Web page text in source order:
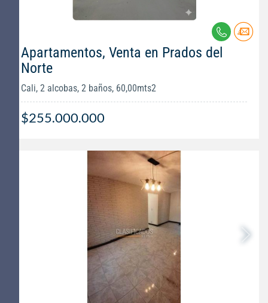
Apartamentos, Venta en Prados del
Norte
Cali, 2 alcobas, 2 baños, 60,00mts2
$255.000.000